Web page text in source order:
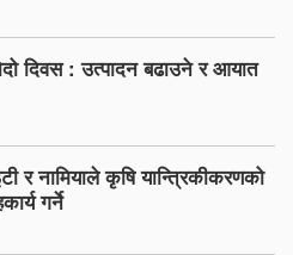
दिवस : उत्पादन बढाउने र आयात
र नामियाले कृषि यान्त्रिकीकरणको
गर्ने